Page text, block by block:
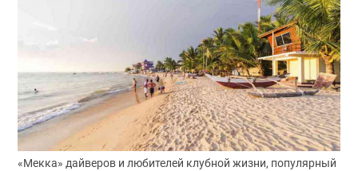
«Мекка» дайверов и любителей клубной жизни, популярный